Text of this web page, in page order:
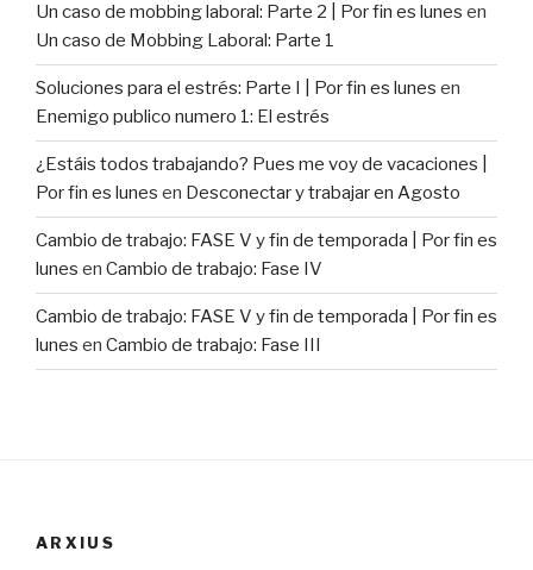
Un caso de mobbing laboral: Parte 2 | Por fin es lunes en
Un caso de Mobbing Laboral: Parte 1
Soluciones para el estrés: Parte I | Por fin es lunes en
Enemigo publico numero 1: El estrés
¿Estáis todos trabajando? Pues me voy de vacaciones |
Por fin es lunes en Desconectar y trabajar en Agosto
Cambio de trabajo: FASE V y fin de temporada | Por fin es
lunes en Cambio de trabajo: Fase IV
Cambio de trabajo: FASE V y fin de temporada | Por fin es
lunes en Cambio de trabajo: Fase III
ARXIUS